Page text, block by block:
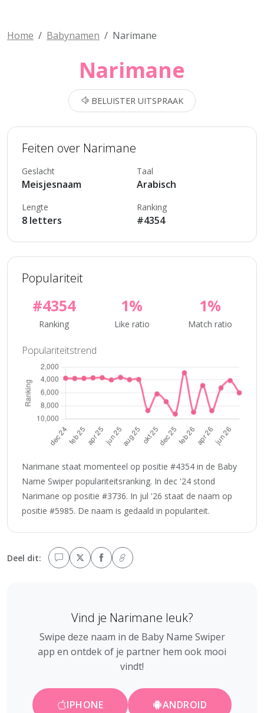
Home Babynamen Narimane
Narimane
BELUISTER UITSPRAAK
Feiten over Narimane
Geslacht
Meisjesnaam
Taal
Arabisch
Lengte
8 letters
Ranking
#4354
Populariteit
#4354
Ranking
1%
Like ratio
1%
Match ratio
Populariteitstrend
Narimane staat momenteel op positie #4354 in de Baby
Name Swiper populariteitsranking. In dec '24 stond
Narimane op positie #3736. In jul '26 staat de naam op
positie #5985. De naam is gedaald in populariteit.
Deel dit:
Vind je Narimane leuk?
Swipe deze naam in de Baby Name Swiper
app en ontdek of je partner hem ook mooi
vindt!
IPHONE ANDROID